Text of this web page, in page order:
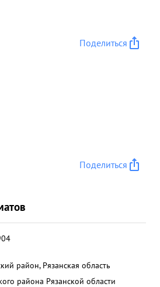
Поделиться
Поделиться
район, Рязанская область
района Рязанской области